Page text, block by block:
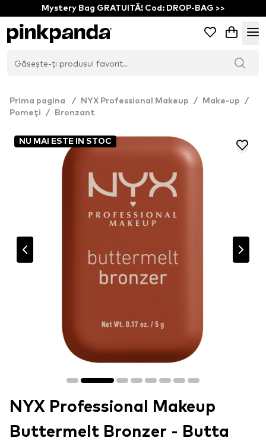
Mystery Bag GRATUITĂ! Cod: DROP-BAG >>
Prima pagina / NYX Professional Makeup / Make-up
/
Pomeți
/ Bronzant
NU MAI ESTE IN STOC
NYX Professional Makeup
Buttermelt Bronzer - Butta